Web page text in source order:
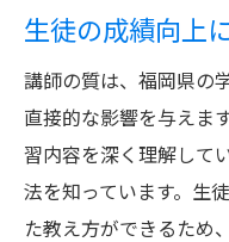
生徒の成績向上
講師の質は、福岡県の
直接的な影響を与えま
習内容を深く理解して
法を知っています。生
た教え方ができるため